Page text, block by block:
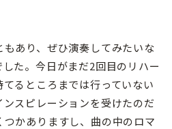
あり、ぜひ演奏してみたいな
た。今日がまだ2回目のリハー
るところまでは行っていない
スピレーションを受けたのだ
かありますし、曲の中のロマ